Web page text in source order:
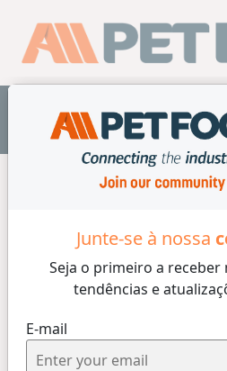
Junte-se à nossa
Seja o primeiro a receber
tendências e
E-mail
Laboratório
PorLudmila Barbi T.
03/06/2026